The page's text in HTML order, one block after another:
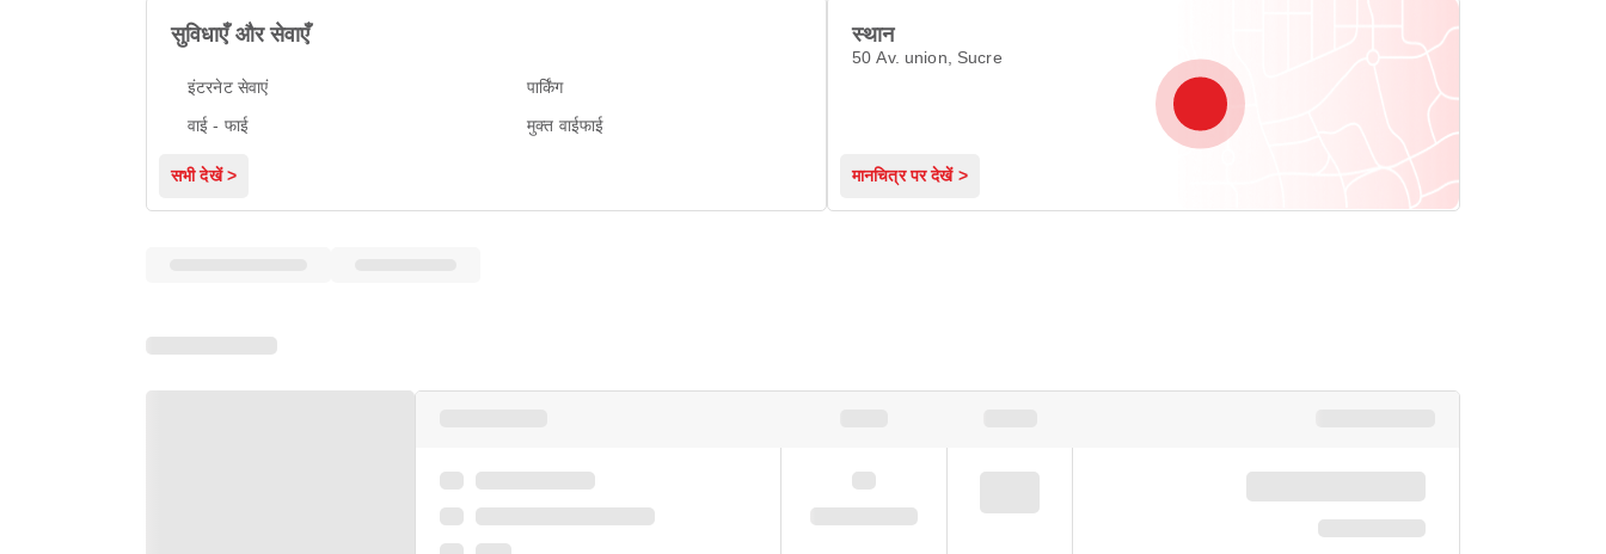
सुविधाएँ और सेवाएँ
इंटरनेट सेवाएं
पार्किंग
वाई - फाई
मुक्त वाईफाई
सभी देखें >
स्थान
50 Av. union, Sucre
मानचित्र पर देखें >